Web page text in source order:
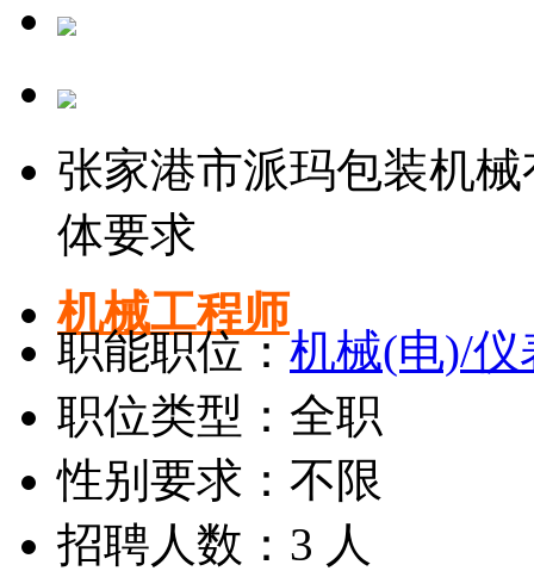
张家港市派玛包装机
体要求
机械工程师
职能职位：机械(电)/仪
职位类型：全职
性别要求：不限
招聘人数：3 人